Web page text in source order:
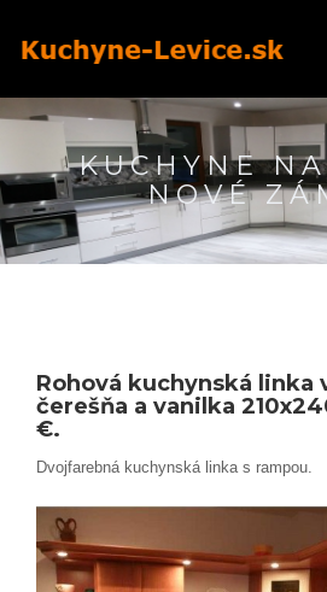
KUCHYNE
NOVÉ
Rohová kuchynská linka
čerešňa a vanilka
€.
Dvojfarebná kuchynská linka s rampou.